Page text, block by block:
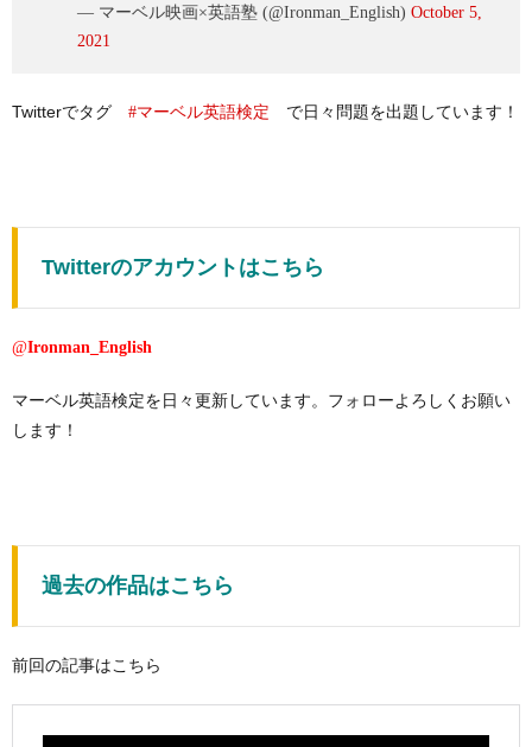
— マーベル映画×英語塾 (@Ironman_English) October 5,
2021
Twitterでタグ #マーベル英語検定 で日々問題を出題しています！
Twitterのアカウントはこちら
@Ironman_English
マーベル英語検定を日々更新しています。フォローよろしくお願い
します！
過去の作品はこちら
前回の記事はこちら